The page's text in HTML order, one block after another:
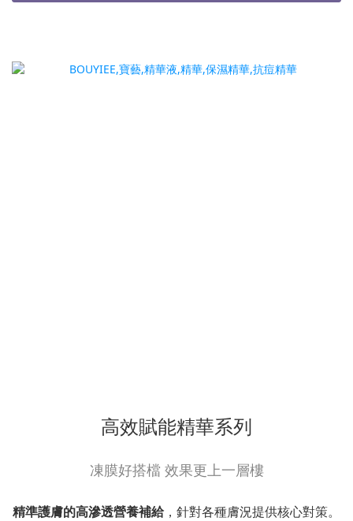
高效賦能精華系列
凍膜好搭檔 效果更上一層樓
精準護膚的高滲透營養補給，針對各種膚況提供核心對策。